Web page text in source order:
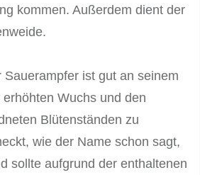
kommen. Außerdem dient der
Sauerampfer ist gut an seinem
Wuchs und den
Blütenständen zu
wie der Name schon sagt,
sollte aufgrund der enthaltenen